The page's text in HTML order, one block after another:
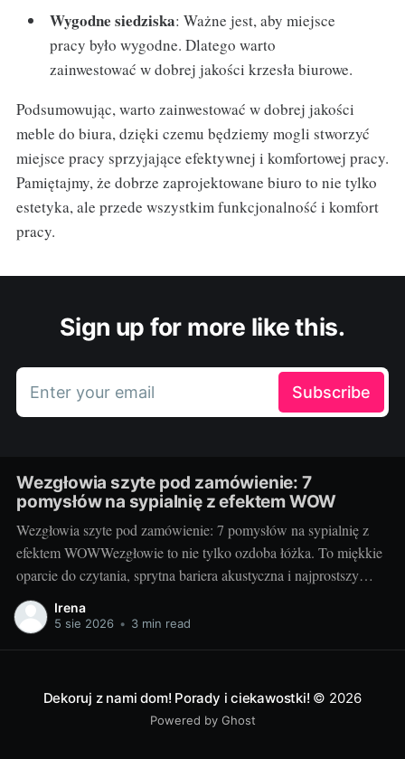
Wygodne siedziska: Ważne jest, aby miejsce
pracy było wygodne. Dlatego warto
zainwestować w dobrej jakości krzesła biurowe.
Podsumowując, warto zainwestować w dobrej jakości
meble do biura, dzięki czemu będziemy mogli stworzyć
miejsce pracy sprzyjające efektywnej i komfortowej pracy.
Pamiętajmy, że dobrze zaprojektowane biuro to nie tylko
estetyka, ale przede wszystkim funkcjonalność i komfort
pracy.
Sign up for more like this.
Enter your email Subscribe
Wezgłowia szyte pod zamówienie: 7
pomysłów na sypialnię z efektem WOW
Wezgłowia szyte pod zamówienie: 7 pomysłów na sypialnię z
efektem WOWWezgłowie to nie tylko ozdoba łóżka. To miękkie
oparcie do czytania, sprytna bariera akustyczna i najprostszy
sposób na nadanie sypialni charakteru. Projektując je na
zamówienie, decydujesz o wszystkim: formie, wysokości,
Irena
5 sie 2026 • 3 min read
Dekoruj z nami dom! Porady i ciekawostki! © 2026
Powered by Ghost